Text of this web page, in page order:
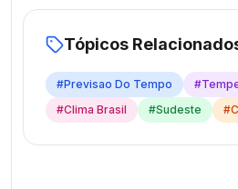
Tópicos
#Previsao Do Tempo #
#Clima Brasil #Sudeste #